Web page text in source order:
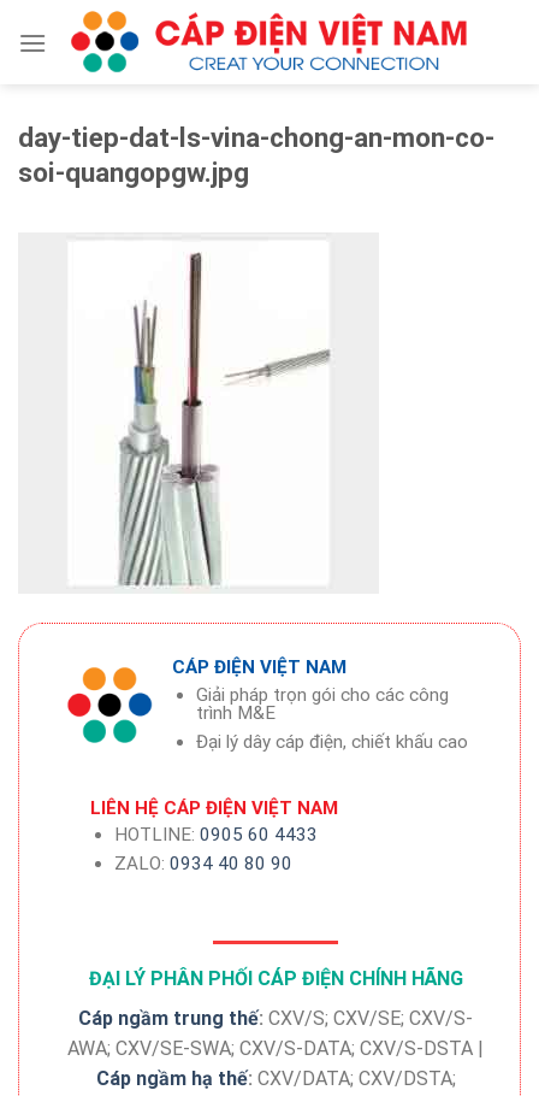
day-tiep-dat-ls-vina-chong-an-mon-co-
soi-quangopgw.jpg
CÁP ĐIỆN VIỆT NAM
Giải pháp trọn gói cho các công
trình M&E
Đại lý dây cáp điện, chiết khấu cao
LIÊN HỆ CÁP ĐIỆN VIỆT NAM
HOTLINE: 0905 60 4433
ZALO: 0934 40 80 90
ĐẠI LÝ PHÂN PHỐI CÁP ĐIỆN CHÍNH HÃNG
Cáp ngầm trung thế: CXV/S; CXV/SE; CXV/S-
AWA; CXV/SE-SWA; CXV/S-DATA; CXV/S-DSTA |
Cáp ngầm hạ thế: CXV/DATA; CXV/DSTA;